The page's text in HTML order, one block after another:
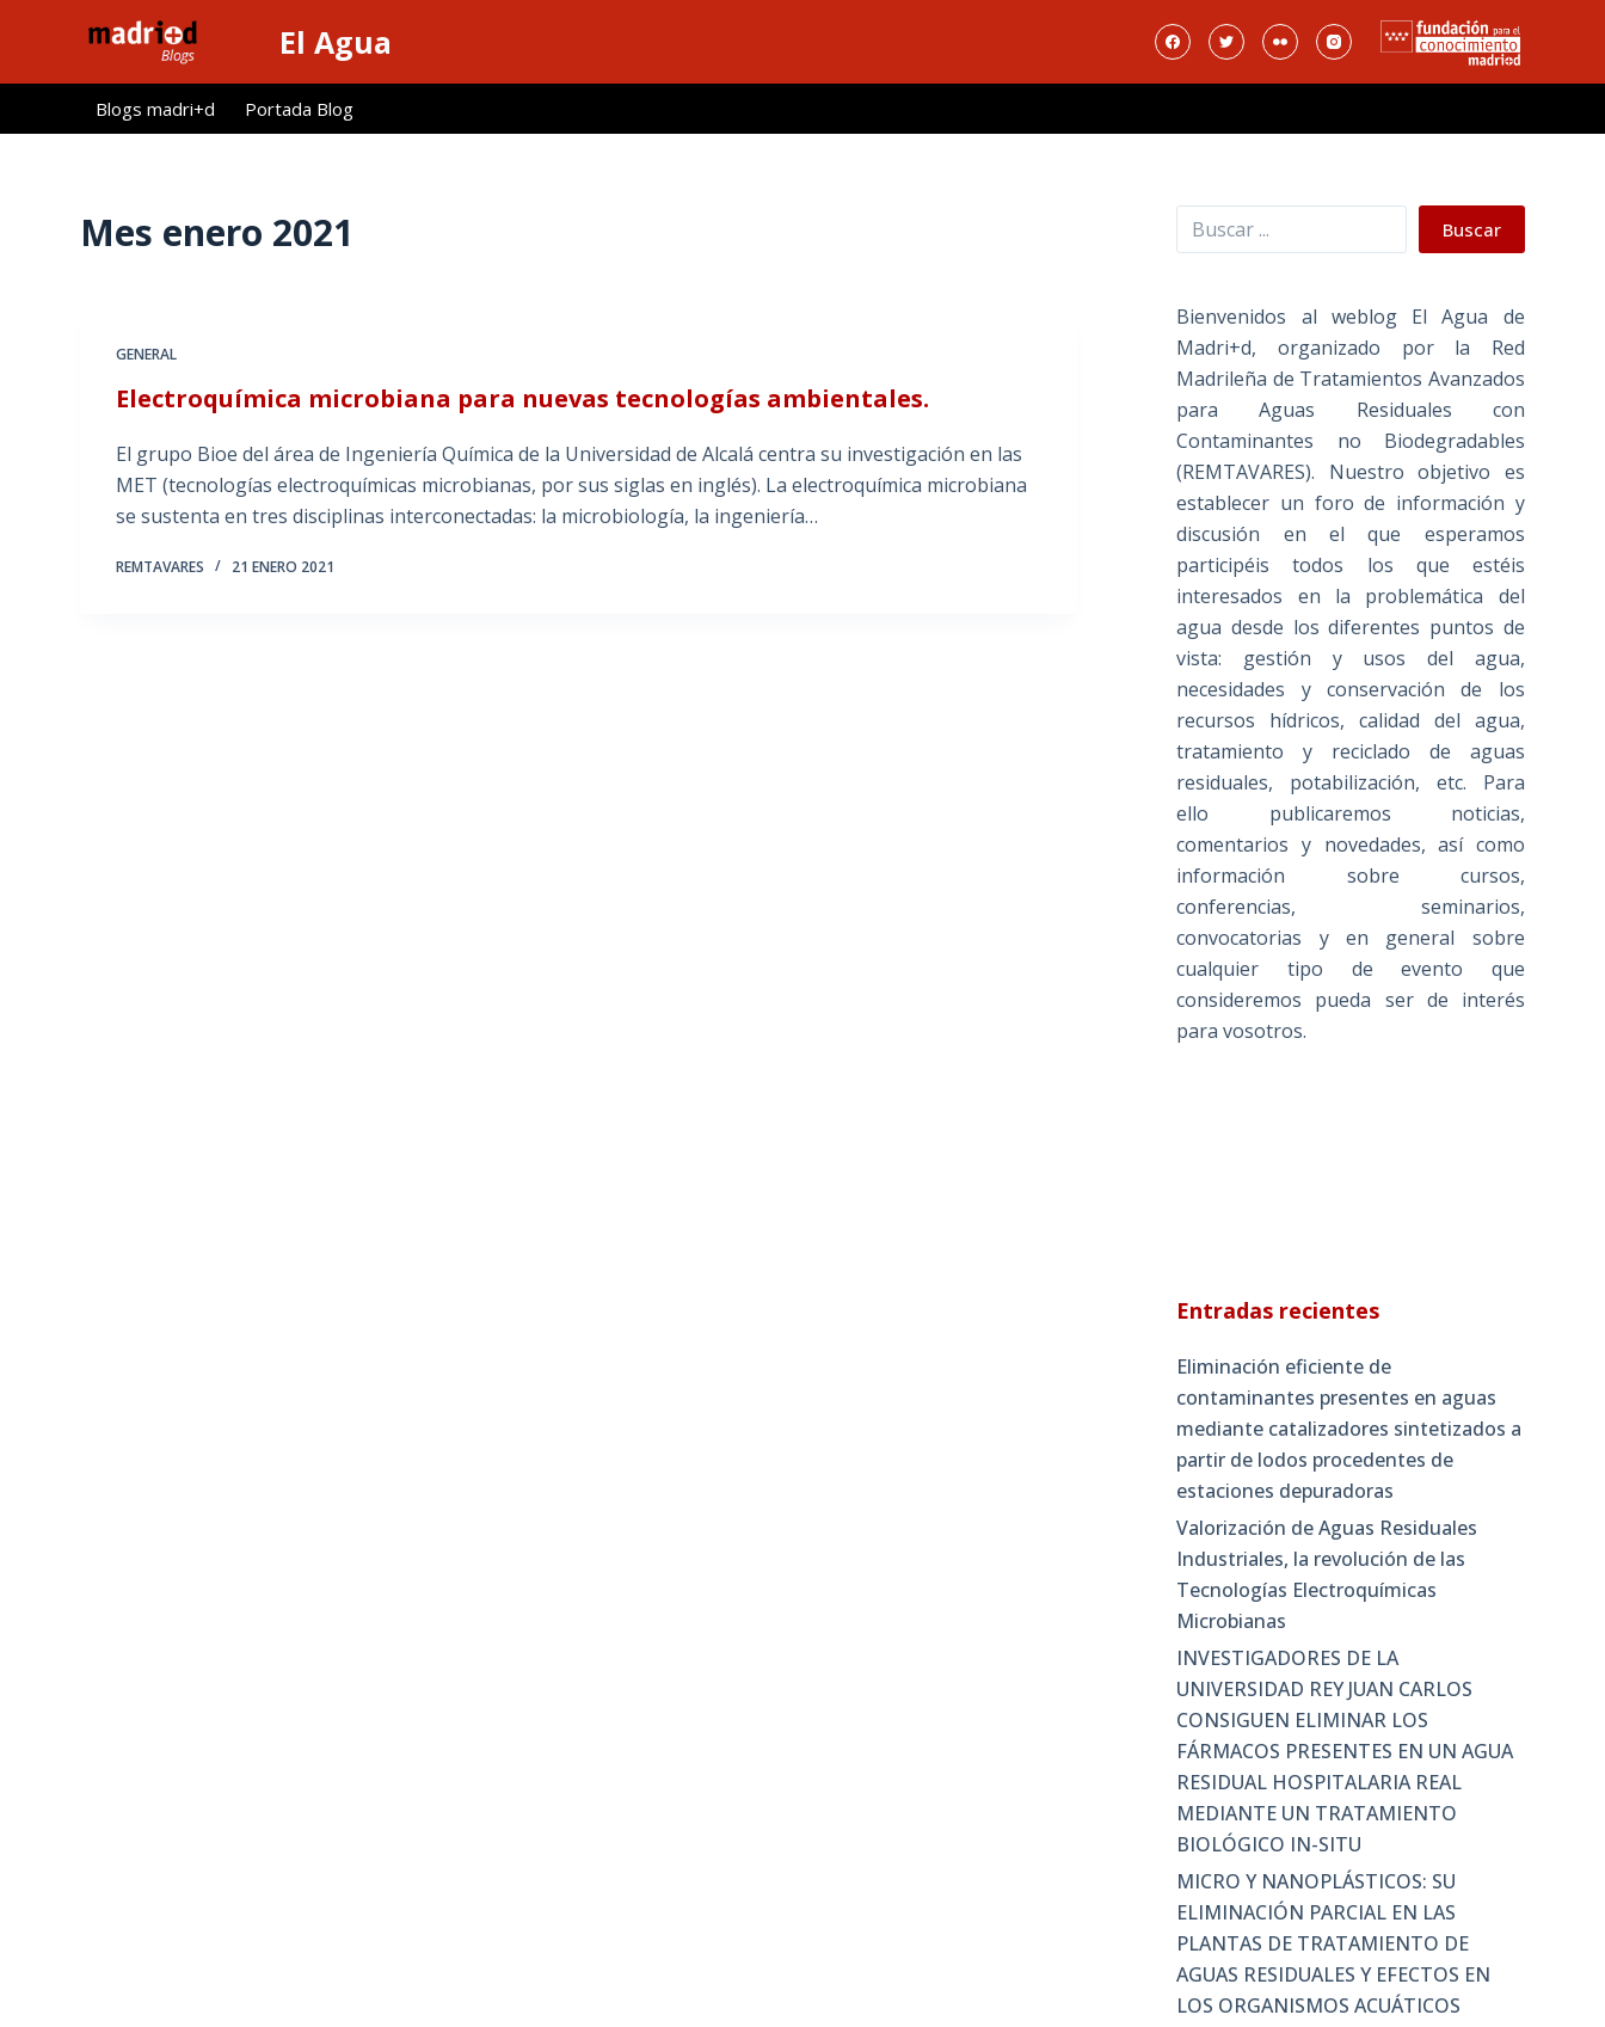
l
El Agua
Blogs madri+d Portada Blog
Mes enero 2021
GENERAL
Electroquímica microbiana para nuevas tecnologías ambientales.
El grupo Bioe del área de Ingeniería Química de la Universidad de Alcalá centra su investigación en las
MET (tecnologías electroquímicas microbianas, por sus siglas en inglés). La electroquímica microbiana
se sustenta en tres disciplinas interconectadas: la microbiología, la ingeniería…
REMTAVARES 21 ENERO 2021
Buscar Buscar
Bienvenidos al weblog El Agua de
Madri+d, organizado por la Red
Madrileña de Tratamientos Avanzados
para Aguas Residuales con
Contaminantes no Biodegradables
(REMTAVARES). Nuestro objetivo es
establecer un foro de información y
discusión en el que esperamos
participéis todos los que estéis
interesados en la problemática del
agua desde los diferentes puntos de
vista: gestión y usos del agua,
necesidades y conservación de los
recursos hídricos, calidad del agua,
tratamiento y reciclado de aguas
residuales, potabilización, etc. Para
ello publicaremos noticias,
comentarios y novedades, así como
información sobre cursos,
conferencias, seminarios,
convocatorias y en general sobre
cualquier tipo de evento que
consideremos pueda ser de interés
para vosotros.
Entradas recientes
Eliminación eficiente de
contaminantes presentes en aguas
mediante catalizadores sintetizados a
partir de lodos procedentes de
estaciones depuradoras
Valorización de Aguas Residuales
Industriales, la revolución de las
Tecnologías Electroquímicas
Microbianas
INVESTIGADORES DE LA
UNIVERSIDAD REY JUAN CARLOS
CONSIGUEN ELIMINAR LOS
FÁRMACOS PRESENTES EN UN AGUA
RESIDUAL HOSPITALARIA REAL
MEDIANTE UN TRATAMIENTO
BIOLÓGICO IN-SITU
MICRO Y NANOPLÁSTICOS: SU
ELIMINACIÓN PARCIAL EN LAS
PLANTAS DE TRATAMIENTO DE
AGUAS RESIDUALES Y EFECTOS EN
LOS ORGANISMOS ACUÁTICOS